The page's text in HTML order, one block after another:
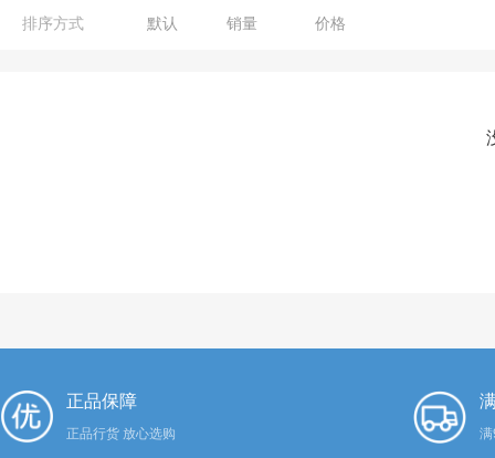
排序方式 默认 销量 价格
正品保障
正品行货 放心选购